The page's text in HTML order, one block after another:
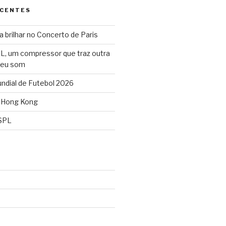
brilhar no Concerto de Paris
um compressor que traz outra
som
de Futebol 2026
Kong